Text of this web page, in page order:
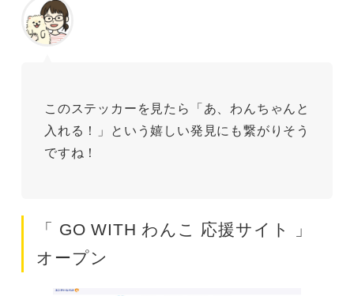
このステッカーを見たら「あ、わんちゃんと
入れる！」という嬉しい発見にも繋がりそう
ですね！
「 GO WITH わんこ 応援サイト 」
オープン